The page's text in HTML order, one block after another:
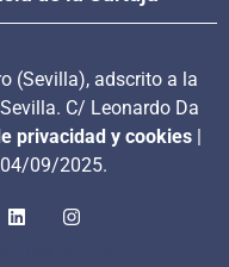
(Sevilla), adscrito a la
C/ Leonardo Da
privacidad y cookies
09/2025.